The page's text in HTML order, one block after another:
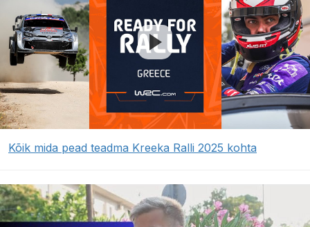
Kõik mida pead teadma Kreeka Ralli 2025 kohta